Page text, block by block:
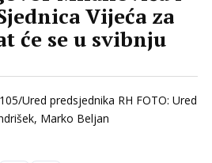
Vijeća za
će se u svibnju
Ured predsjednika RH FOTO: Ured
Marko Beljan